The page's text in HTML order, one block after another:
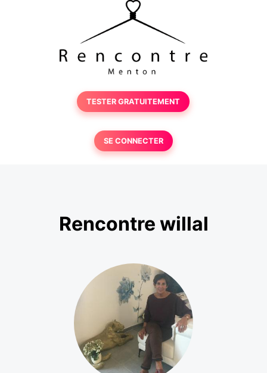
TESTER GRATUITEMENT
SE CONNECTER
Rencontre willal